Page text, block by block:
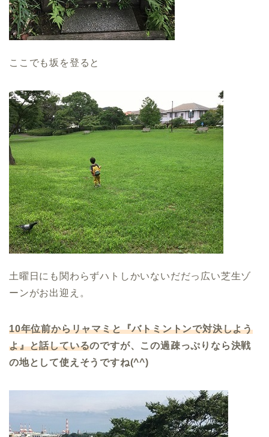
ここでも坂を登ると
土曜日にも関わらずハトしかいないだだっ広い芝生ゾ
ーンがお出迎え。
10年位前からリャマミと『バトミントンで対決しよう
よ』と話しているのですが、この過疎っぷりなら決戦
の地として使えそうですね(^^)